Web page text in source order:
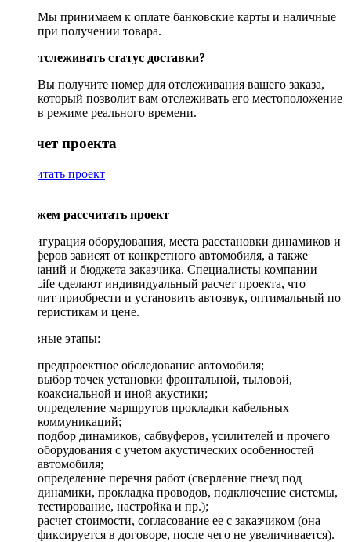
Мы принимаем к оплате банковские карты и наличные
при получении товара.
Как отслеживать статус доставки?
Вы получите номер для отслеживания вашего заказа,
который позволит вам отслеживать его местоположение
в режиме реального времени.
Рассчет проекта
Рассчитать проект
Поможем рассчитать проект
Конфигурация оборудования, места расстановки динамиков и
сабвуферов зависят от конкретного автомобиля, а также
пожеланий и бюджета заказчика. Специалисты компании
DriveLife сделают индивидуальный расчет проекта, что
позволит приобрести и установить автозвук, оптимальный по
характеристикам и цене.
Основные этапы:
предпроектное обследование автомобиля;
выбор точек установки фронтальной, тыловой,
коаксиальной и иной акустики;
определение маршрутов прокладки кабельных
коммуникаций;
подбор динамиков, сабвуферов, усилителей и прочего
оборудования с учетом акустических особенностей
автомобиля;
определение перечня работ (сверление гнезд под
динамики, прокладка проводов, подключение системы,
тестирование, настройка и пр.);
расчет стоимости, согласование ее с заказчиком (она
фиксируется в договоре, после чего не увеличивается).